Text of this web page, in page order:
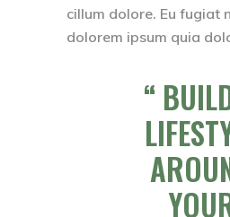
cillum dolore. Eu fugiat
dolorem ipsum quia